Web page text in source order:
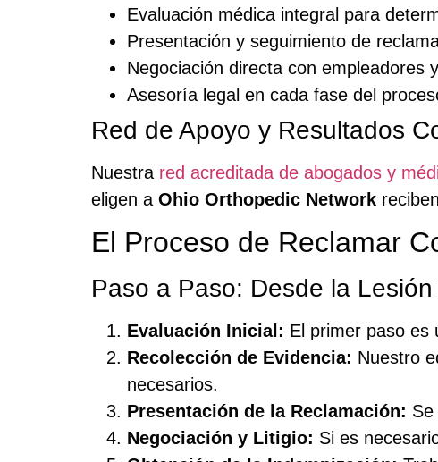
Evaluación médica integral para
Presentación y seguimiento de
Negociación directa con empleadores
Asesoría legal en cada fase del
Red de Apoyo y Resultados
Nuestra red acreditada de abogados y
eligen a Ohio Orthopedic Network reciben
El Proceso de Reclamar
Paso a Paso: Desde la
Evaluación Inicial: El primer paso es
Recolección de Evidencia: Nuestro
necesarios.
Presentación de la Reclamación:
Negociación y Litigio: Si es